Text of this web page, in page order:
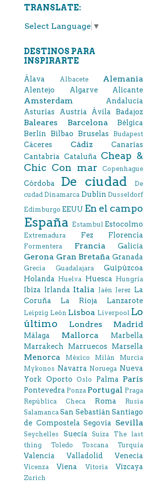
TRANSLATE:
Select Language ▼
DESTINOS PARA
INSPIRARTE
Álava Albacete Alemania
Alentejo Algarve Alicante
Amsterdam
Andalucía
Asturias
Austria Ávila Badajoz
Baleares Barcelona
Bélgica
Berlín Bilbao Bruselas Budapest
Cáceres Cádiz
Canarias
Cantabria Cataluña Cheap &
Chic Con mar Copenhague
Córdoba De ciudad
De
cudad Dinamarca Dublín Dusseldorf
Edimburgo EEUU En el campo
España Estambul Estocolmo
Extremadura Fez Florencia
Formentera Francia Galicia
Gerona Gran Bretaña Granada
Grecia Guadalajara
Guipúzcoa
Holanda Huelva Huesca Hungría
Ibiza Irlanda Italia Jaén Jerez La
Coruña
La Rioja Lanzarote
Leipzig León Lisboa Liverpool Lo
último
Londres Madrid
Málaga Mallorca
Marbella
Marrakech
Marruecos Marsella
Menorca México Milán
Murcia
Mykonos Navarra Noruega Nueva
York Oporto Oslo Palma París
Pontevedra Ponza Portugal Praga
República Checa
Roma
Rusia
Salamanca San Sebastián Santiago
de Compostela Segovia Sevilla
Seychelles Suecia Suiza
The last
thing
Toledo Toscana Turquía
Valencia Valladolid Venecia
Vicenza Viena Vitoria Vizcaya
Zurich